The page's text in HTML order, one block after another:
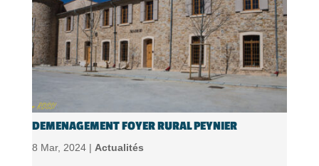
DEMENAGEMENT FOYER RURAL PEYNIER
8 Mar, 2024 | Actualités